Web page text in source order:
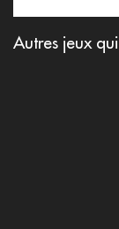
Autres jeux